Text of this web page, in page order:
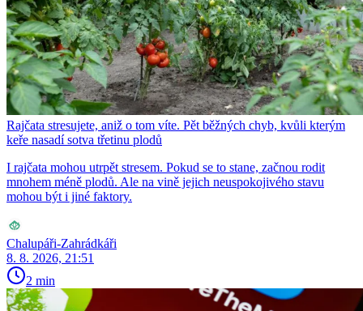
Rajčata stresujete, aniž o tom víte. Pět běžných chyb, kvůli kterým
keře nasadí sotva třetinu plodů
I rajčata mohou utrpět stresem. Pokud se to stane, začnou rodit
mnohem méně plodů. Ale na vině jejich neuspokojivého stavu
mohou být i jiné faktory.
Chalupáři-Zahrádkáři
8. 8. 2026, 21:51
2 min